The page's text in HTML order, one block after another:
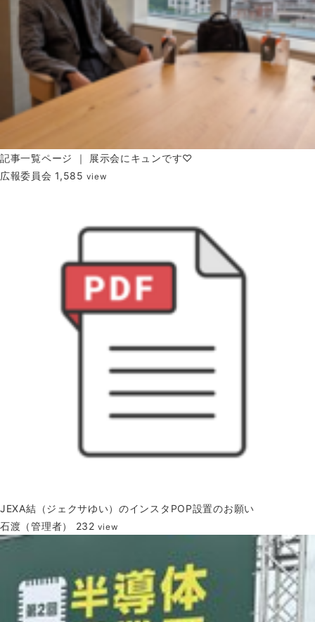
記事一覧ページ ｜ 展示会にキュンです♡
広報委員会 1,585view
JEXA結（ジェクサゆい）のインスタPOP設置のお願い
石渡（管理者）
232view